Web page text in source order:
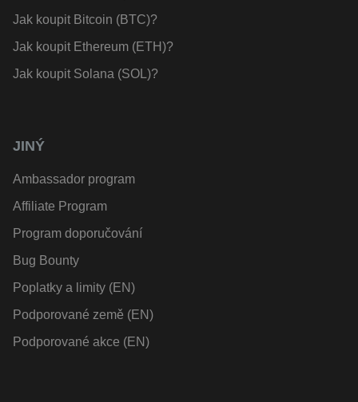
Jak koupit Bitcoin (BTC)?
Jak koupit Ethereum (ETH)?
Jak koupit Solana (SOL)?
JINÝ
Ambassador program
Affiliate Program
Program doporučování
Bug Bounty
Poplatky a limity (EN)
Podporované země (EN)
Podporované akce (EN)